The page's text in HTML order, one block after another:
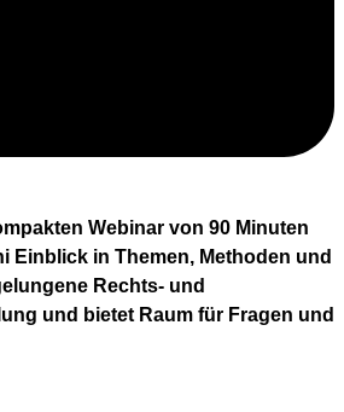
Webinar von 90 Minuten
Einblick in Themen, Methoden und
Rechts- und
und bietet Raum für Fragen und